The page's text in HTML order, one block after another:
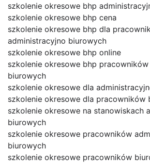
szkolenie okresowe bhp
szkolenie okresowe bhp cena
szkolenie okresowe bhp dla
administracyjno biurowych
szkolenie okresowe bhp online
szkolenie okresowe bhp
biurowych
szkolenie okresowe dla
szkolenie okresowe dla pracowników
szkolenie okresowe na stanowiskach
biurowych
szkolenie okresowe pracowników
biurowych
szkolenie okresowe pracowników